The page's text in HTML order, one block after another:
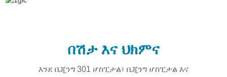
በሽታ እና ህክምና
እንደ ቤጂንግ 301 ሆስፒታል፣ ቤጂንግ ሆስፒታል እና